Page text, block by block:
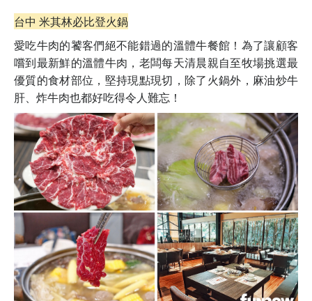
台中 米其林必比登火鍋
愛吃牛肉的饕客們絕不能錯過的溫體牛餐館！為了讓顧客
嚐到最新鮮的溫體牛肉，老闆每天清晨親自至牧場挑選最
優質的食材部位，堅持現點現切，除了火鍋外，麻油炒牛
肝、炸牛肉也都好吃得令人難忘！